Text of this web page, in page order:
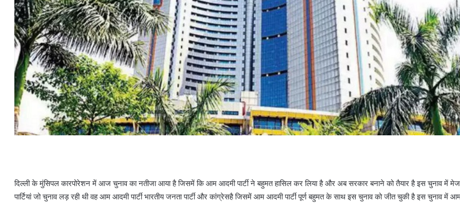
दिल्ली के मुंसिपल कारपोरेशन में आज चुनाव का नतीजा आया है जिसमें कि आम आदमी पार्टी ने बहुमत हासिल कर लिया है और अब सरकार बनाने को तैयार है इस चुनाव में
पार्टियां जो चुनाव लड़ रही थी वह आम आदमी पार्टी भारतीय जनता पार्टी और कांग्रेसहै जिसमें आम आदमी पार्टी पूर्ण बहुमत के साथ इस चुनाव को जीत चुकी है इस चुनाव में